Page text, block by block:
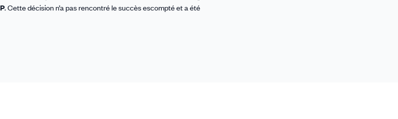
. Cette décision n’a pas rencontré le succès escompté et a été